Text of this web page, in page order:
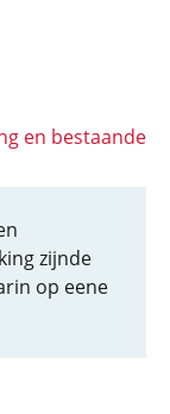
en bestaande
zijnde
op eene